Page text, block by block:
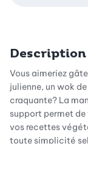
Vous aimeriez
julienne, un wok
craquante? La
support permet
vos recettes
toute simplicité